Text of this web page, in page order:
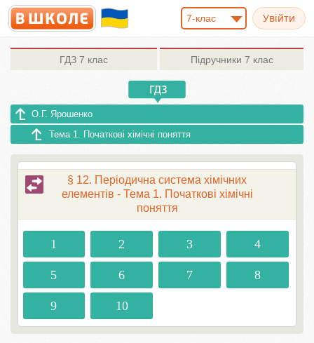
7-клас
ГДЗ 7 клас Підручники 7 клас
О.Г. Ярошенко
Тема 1. Початкові хімічні поняття
§ 12. Періодична система хімічних
елементів - Тема 1. Початкові хімічні
поняття
1 2 3 4
5 6 7 8
9 10